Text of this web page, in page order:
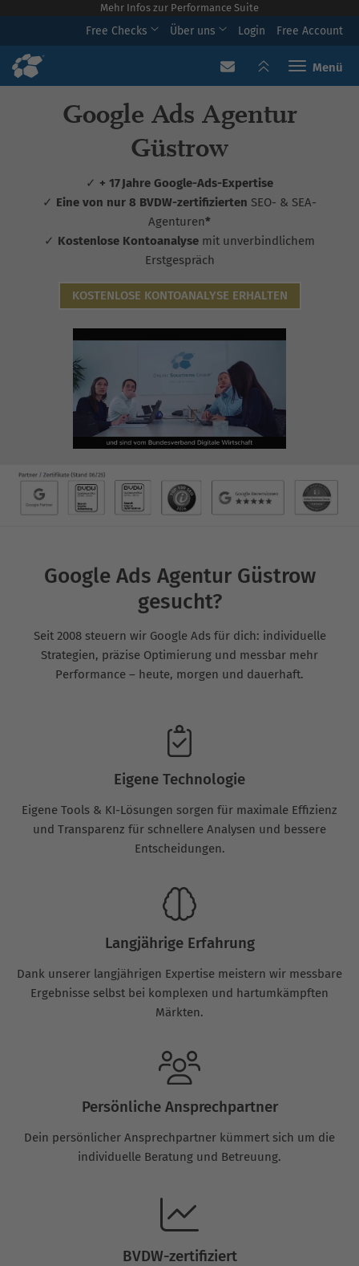
Mehr Infos zur Performance Suite
Free Checks Über uns Login Free Account
Toggle
Google Ads Agentur
Güstrow
✓ + 17 Jahre Google-Ads-Expertise
✓ Eine von nur 8 BVDW-zertifizierten SEO- & SEA-
Agenturen*
✓ Kostenlose Kontoanalyse mit unverbindlichem
Erstgespräch
KOSTENLOSE KONTOANALYSE ERHALTEN
Google Ads Agentur Güstrow
gesucht?
Seit 2008 steuern wir Google Ads für dich: individuelle
Strategien, präzise Optimierung und messbar mehr
Performance – heute, morgen und dauerhaft.
Eigene Technologie
Eigene Tools & KI-Lösungen sorgen für maximale Effizienz
und Transparenz für schnellere Analysen und bessere
Entscheidungen.
Langjährige Erfahrung
Dank unserer langjährigen Expertise meistern wir messbare
Ergebnisse selbst bei komplexen und hartumkämpften
Märkten.
Persönliche Ansprechpartner
Dein persönlicher Ansprechpartner kümmert sich um die
individuelle Beratung und Betreuung.
BVDW-zertifiziert